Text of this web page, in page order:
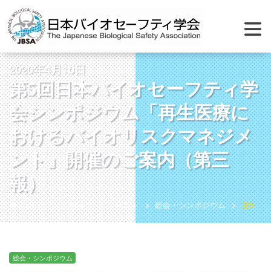
2020年4月10日
第5回日本バイオセーフティ学
会シンポジウム「再生医療に
おけるバイオリスクマネジメ
ント」開催のご案内（第三
報）
ホーム お知らせ イベント 総会・シンポジウム 第5回
総会・シンポジウム